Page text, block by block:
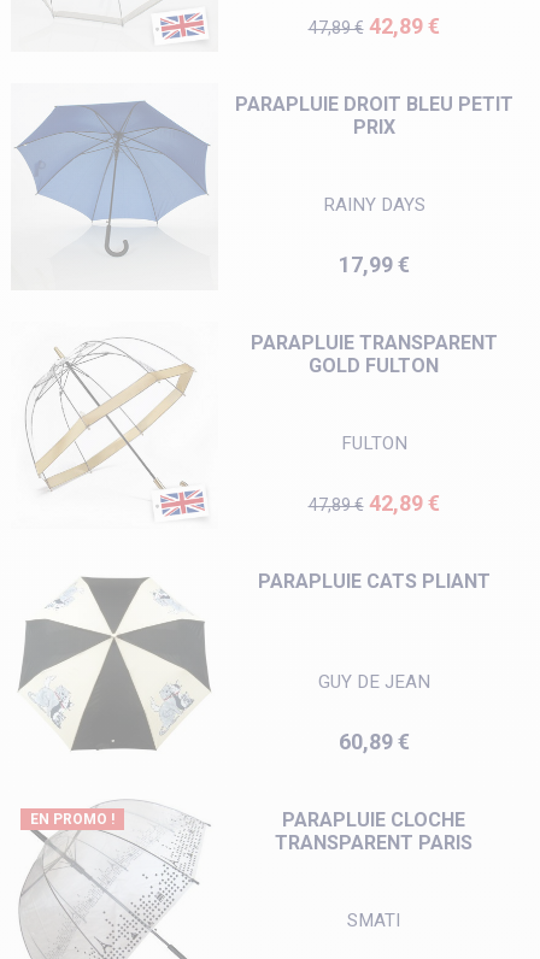
Prix de base
47,89 € Prix
42,89 €
PARAPLUIE DROIT BLEU PETIT
PRIX
RAINY DAYS
Prix
17,99 €
PARAPLUIE TRANSPARENT
GOLD FULTON
FULTON
Prix de base
47,89 € Prix
42,89 €
PARAPLUIE CATS PLIANT
GUY DE JEAN
Prix
60,89 €
PARAPLUIE CLOCHE
TRANSPARENT PARIS
SMATI
EN PROMO !